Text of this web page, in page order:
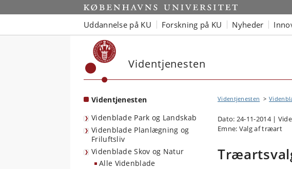
Start
Uddannelse på KU Forskning på KU Nyheder
Videntjenesten
Videntjenesten
Videnblade Park og Landskab
Videnblade Planlægning og
Friluftsliv
Videnblade Skov og Natur
Alle Videnblade
Videntjenesten
Dato: 24-11-2014 |
Emne: Valg af træart